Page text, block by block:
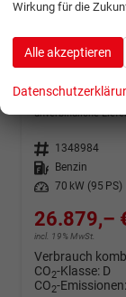
unverbindliche
Fahrzeugnr. 1348984
Kraftstoff
Benzin
Leistung
70 kW (95 PS)
26.879,–
incl. 19% MwSt.
Verbrauch
CO2-Klasse: D
CO2-Emissionen:
Wirkung für die
Alle akzeptieren